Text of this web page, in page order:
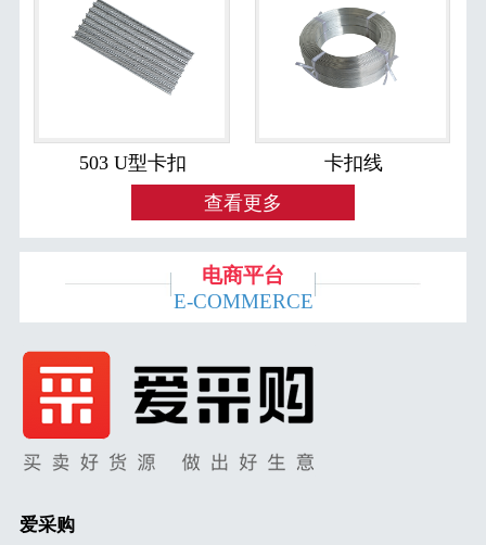
503 U型卡扣
卡扣线
查看更多
电商平台
E-COMMERCE
爱采购